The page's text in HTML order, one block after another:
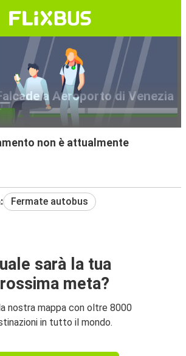
a Aeroporto di Venezia
non è attualmente
Fermate autobus
sarà la tua
meta?
nostra mappa con oltre 8000
in tutto il mondo.